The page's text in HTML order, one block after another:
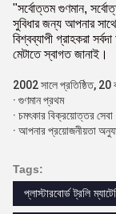
"সর্বোত্তম গুণমান,
সুবিধার জন্য আপনার
বিশ্বব্যাপী গ্রাহকরা
মেটাতে স্বাগত জানাই।
2002 সালে প্রতিষ্ঠিত, 20
· গুণমান প্রথম
· চমৎকার বিক্রয়োত্তর সেবা
· আপনার প্রয়োজনীয়তা
Tags:
প্লাস্টারবোর্ড ট্রলি